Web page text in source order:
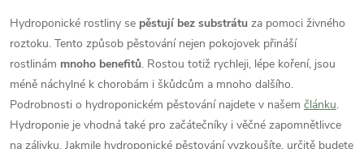
Hydroponické rostliny se pěstují bez substrátu za pomoci živného
roztoku. Tento způsob pěstování nejen pokojovek přináší
rostlinám mnoho benefitů. Rostou totiž rychleji, lépe koření, jsou
méně náchylné k chorobám i škůdcům a mnoho dalšího.
Podrobnosti o hydroponickém pěstování najdete v našem článku.
Hydroponie je vhodná také pro začátečníky i věčné zapomnětlivce
na zálivku. Jakmile hydroponické pěstování vyzkoušíte, určitě budete